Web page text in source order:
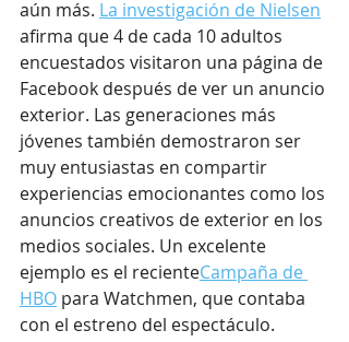
aún más. La investigación de Nielsen
afirma que 4 de cada 10 adultos
encuestados visitaron una página de
Facebook después de ver un anuncio
exterior. Las generaciones más
jóvenes también demostraron ser
muy entusiastas en compartir
experiencias emocionantes como los
anuncios creativos de exterior en los
medios sociales. Un excelente
ejemplo es el recienteCampaña de
HBO para Watchmen, que contaba
con el estreno del espectáculo.